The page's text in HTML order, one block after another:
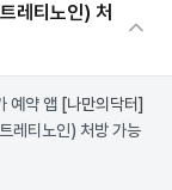
레티노인) 처
예약 앱 [나만의닥터]
레티노인) 처방 가능